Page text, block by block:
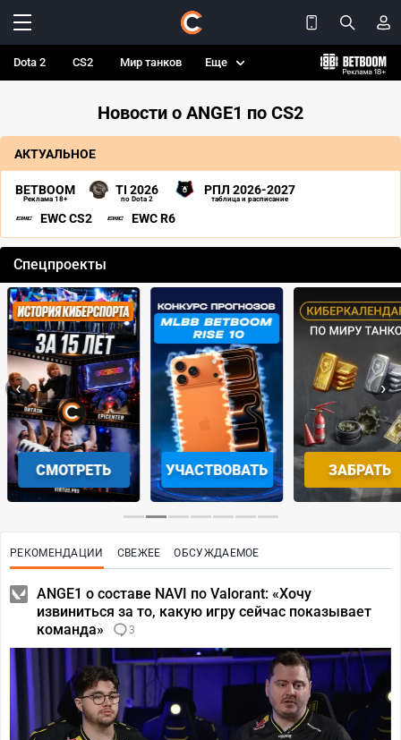
Dota 2 CS2 Мир танков Еще
Новости о ANGE1 по CS2
АКТУАЛЬНОЕ
BETBOOM
Реклама 18+
TI 2026
по Dota 2
РПЛ 2026-2027
таблица и расписание
EWC CS2 EWC R6
Спецпроекты
СМОТРЕТЬ УЧАСТВОВАТЬ ЗАБРАТЬ
‹ ›
РЕКОМЕНДАЦИИ СВЕЖЕЕ ОБСУЖДАЕМОЕ
ANGE1 о составе NAVI по Valorant: «Хочу
извиниться за то, какую игру сейчас показывает
команда»
3